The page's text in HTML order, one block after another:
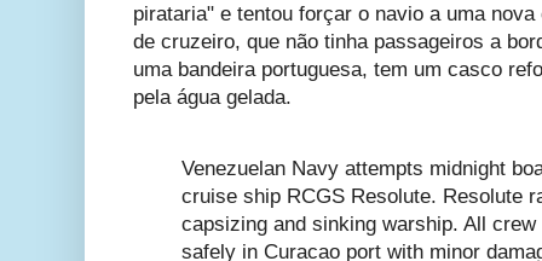
pirataria" e tentou forçar o navio a uma
de cruzeiro, que não tinha passageiros a
uma bandeira portuguesa, tem um casco
pela água gelada.
Venezuelan Navy attempts midnight
cruise ship RCGS Resolute. Resolute
capsizing and sinking warship. All
safely in Curacao port with minor